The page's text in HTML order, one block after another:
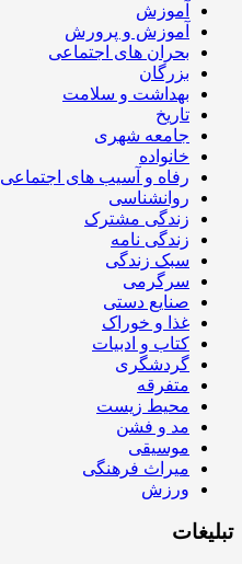
آموزش
آموزش و پرورش
بحران های اجتماعی
بزرگان
بهداشت و سلامت
تاریخ
جامعه شهری
خانواده
رفاه و آسیب های اجتماعی
روانشناسی
زندگی مشترک
زندگی نامه
سبک زندگی
سرگرمی
صنایع دستی
غذا و خوراک
کتاب و ادبیات
گردشگری
متفرقه
محیط زیست
مد و فشن
موسیقی
میراث فرهنگی
ورزش
تبلیغات